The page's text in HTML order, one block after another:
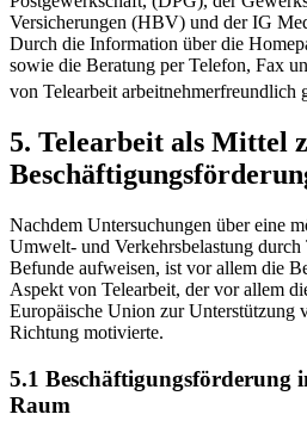
Versicherungen (HBV) und der IG
Durch die Information über die
sowie die Beratung per Telefon, Fax
von Telearbeit arbeitnehmerfreundlich
5. Telearbeit als Mittel
Nachdem Untersuchungen über eine
Umwelt- und Verkehrsbelastung durch
Befunde aufweisen, ist vor allem die
Aspekt von Telearbeit, der vor allem
Europäische Union zur Unterstützung
Richtung motivierte.
5.1 Beschäftigungsförderung
Raum